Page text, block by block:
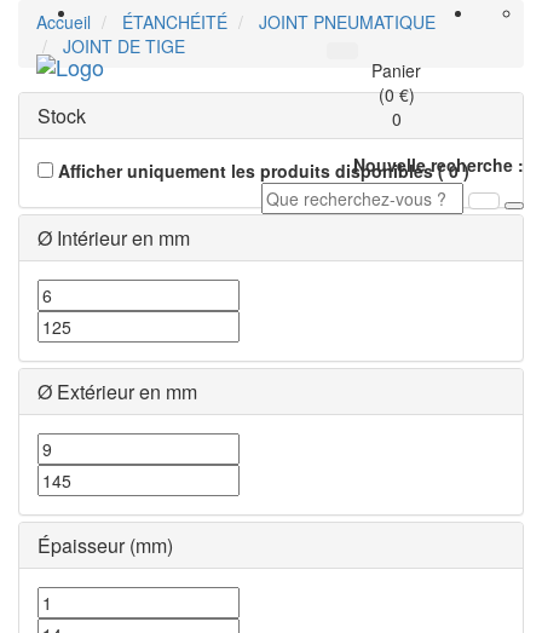
Panier
(0 €)
0
Nouvelle recherche :
Accueil ÉTANCHÉITÉ
JOINT PNEUMATIQUE
JOINT DE TIGE
Stock
Afficher uniquement les produits disponibles (0)
Ø Intérieur en mm
Ø Extérieur en mm
Épaisseur (mm)